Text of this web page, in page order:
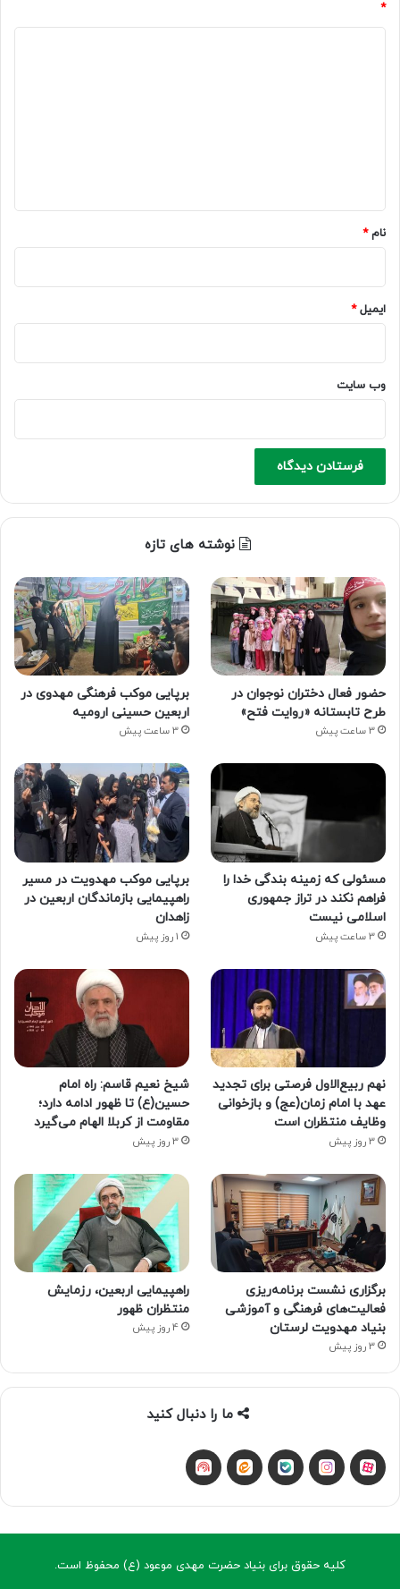
*
نام*
ایمیل*
وب‌ سایت
نوشته های تازه
حضور فعال دختران نوجوان در
طرح تابستانه «روایت فتح»
3 ساعت پیش
برپایی موکب فرهنگی مهدوی در
اربعین حسینی ارومیه
3 ساعت پیش
مسئولی که زمینه بندگی خدا را
فراهم نکند در تراز جمهوری
اسلامی نیست
3 ساعت پیش
برپایی موکب مهدویت در مسیر
راهپیمایی بازماندگان اربعین در
زاهدان
1 روز پیش
نهم ربیع‌الاول فرصتی برای تجدید
عهد با امام زمان(عج) و بازخوانی
وظایف منتظران است
3 روز پیش
شیخ نعیم قاسم: راه امام
حسین(ع) تا ظهور ادامه دارد؛
مقاومت از کربلا الهام می‌گیرد
3 روز پیش
برگزاری نشست برنامه‌ریزی
فعالیت‌های فرهنگی و آموزشی
بنیاد مهدویت لرستان
3 روز پیش
راهپیمایی اربعین، رزمایش
منتظران ظهور
4 روز پیش
ما را دنبال کنید
آپاراتاینستاگرام
بله ایتا شنوتو
کلیه حقوق برای بنیاد حضرت مهدی موعود (ع) محفوظ است.